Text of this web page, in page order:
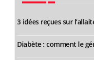
3 idées reçues sur
Diabète : comment le